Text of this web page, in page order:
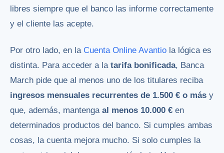
libres siempre que el banco las informe correctamente
y el cliente las acepte.
Por otro lado, en la Cuenta Online Avantio la lógica es
distinta. Para acceder a la tarifa bonificada, Banca
March pide que al menos uno de los titulares reciba
ingresos mensuales recurrentes de 1.500 € o más y
que, además, mantenga al menos 10.000 € en
determinados productos del banco. Si cumples ambas
cosas, la cuenta mejora mucho. Si solo cumples la